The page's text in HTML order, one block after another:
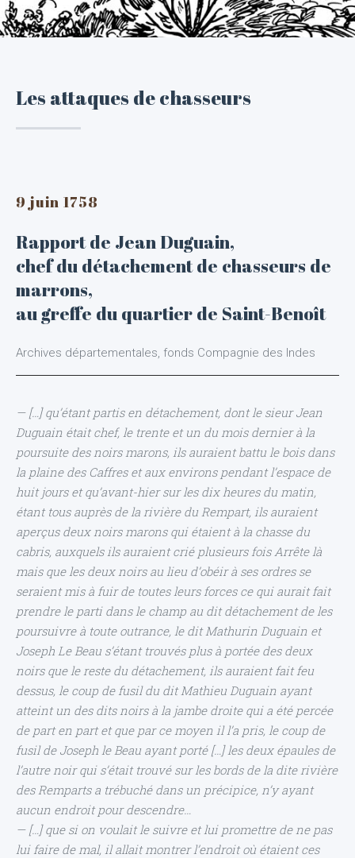
Les attaques de chasseurs
9 juin 1758
Rapport de Jean Duguain,
chef du détachement de chasseurs de
marrons,
au greffe du quartier de Saint-Benoît
Archives départementales, fonds Compagnie des Indes
— […] qu’étant partis en détachement, dont le sieur Jean
Duguain était chef, le trente et un du mois dernier à la
poursuite des noirs marons, ils auraient battu le bois dans
la plaine des Caffres et aux environs pendant l’espace de
huit jours et qu’avant-hier sur les dix heures du matin,
étant tous auprès de la rivière du Rempart, ils auraient
aperçus deux noirs marons qui étaient à la chasse du
cabris, auxquels ils auraient crié plusieurs fois Arrête là
mais que les deux noirs au lieu d’obéir à ses ordres se
seraient mis à fuir de toutes leurs forces ce qui aurait fait
prendre le parti dans le champ au dit détachement de les
poursuivre à toute outrance, le dit Mathurin Duguain et
Joseph Le Beau s’étant trouvés plus à portée des deux
noirs que le reste du détachement, ils auraient fait feu
dessus, le coup de fusil du dit Mathieu Duguain ayant
atteint un des dits noirs à la jambe droite qui a été percée
de part en part et que par ce moyen il l’a pris, le coup de
fusil de Joseph le Beau ayant porté […] les deux épaules de
l’autre noir qui s’était trouvé sur les bords de la dite rivière
des Remparts a trébuché dans un précipice, n’y ayant
aucun endroit pour descendre…
— […] que si on voulait le suivre et lui promettre de ne pas
lui faire de mal, il allait montrer l’endroit où étaient ces